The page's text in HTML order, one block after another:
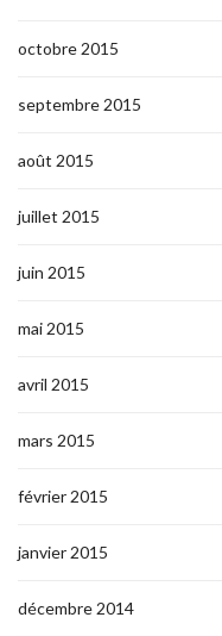
octobre 2015
septembre 2015
août 2015
juillet 2015
juin 2015
mai 2015
avril 2015
mars 2015
février 2015
janvier 2015
décembre 2014